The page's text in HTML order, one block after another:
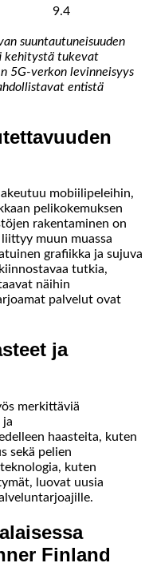
9.4
suuntautuneisuuden
kehitystä tukevat
5G-verkon levinneisyys
entistä
mobiilipeleihin,
pelikokemuksen
rakentaminen on
muun muassa
grafiikka ja sujuva
tutkia,
näihin
palvelut ovat
ja
merkittäviä
ja
haasteita, kuten
sekä pelien
kuten
luovat uusia
Finland